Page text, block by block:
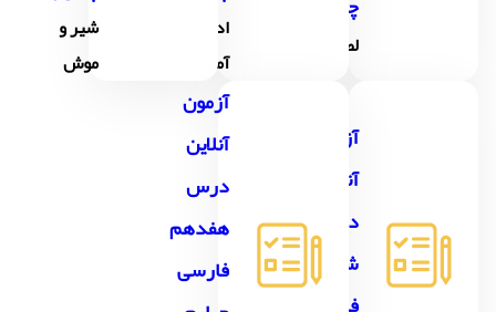
لطف حق
ادب از که
آموختی؟
شیر و
موش
آزمون
آنلاین
درس
شانزدهم
آزمون
آنلاین
درس
هفدهم
فارسی